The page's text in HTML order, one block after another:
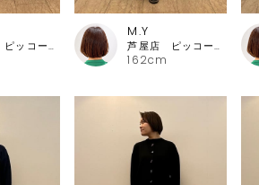
芦屋店 ピッコーネ・ピッコーネクラブ
162cm
M.Y
芦屋店 ピッコーネ・ピッコーネクラブ